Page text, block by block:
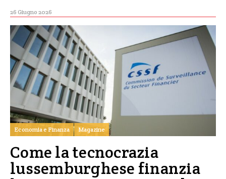
26 Giugno 2026
Economia e Finanza Magazine
Come la tecnocrazia
lussemburghese finanzia